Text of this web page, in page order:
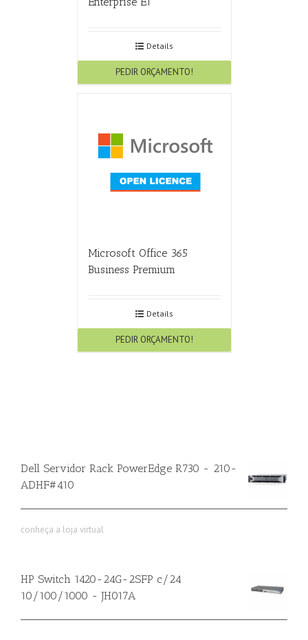
Details
PEDIR ORÇAMENTO!
Microsoft Office 365
Business Premium
Details
PEDIR ORÇAMENTO!
Dell Servidor Rack PowerEdge R730 - 210-
ADHF#410
conheça a loja virtual
HP Switch 1420-24G-2SFP c/24
10/100/1000 - JH017A